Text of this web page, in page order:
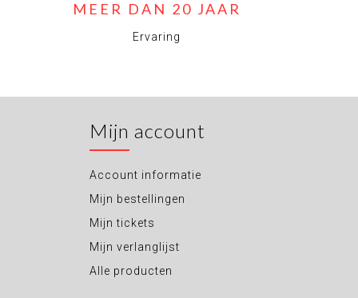
MEER DAN 20 JAAR
Ervaring
Mijn account
Account informatie
Mijn bestellingen
Mijn tickets
Mijn verlanglijst
Alle producten